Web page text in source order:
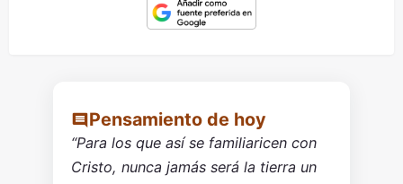
Pensamiento de hoy
“Para los que así se familiaricen con
Cristo, nunca jamás será la tierra un